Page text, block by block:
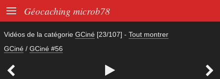
 Géocaching microb78
Vidéos de la catégorie GCiné [23/107] - Tout montrer
GCiné / GCiné #56
  